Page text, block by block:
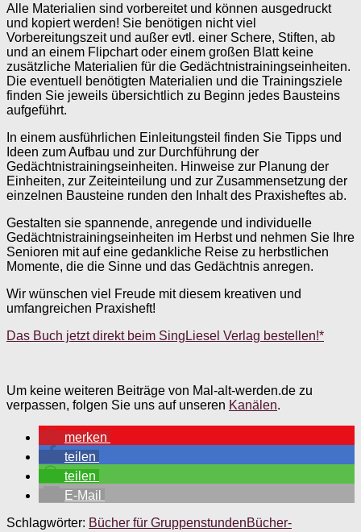
Alle Materialien sind vorbereitet und können ausgedruckt
und kopiert werden! Sie benötigen nicht viel
Vorbereitungszeit und außer evtl. einer Schere, Stiften, ab
und an einem Flipchart oder einem großen Blatt keine
zusätzliche Materialien für die Gedächtnistrainingseinheiten.
Die eventuell benötigten Materialien und die Trainingsziele
finden Sie jeweils übersichtlich zu Beginn jedes Bausteins
aufgeführt.
In einem ausführlichen Einleitungsteil finden Sie Tipps und
Ideen zum Aufbau und zur Durchführung der
Gedächtnistrainingseinheiten. Hinweise zur Planung der
Einheiten, zur Zeiteinteilung und zur Zusammensetzung der
einzelnen Bausteine runden den Inhalt des Praxisheftes ab.
Gestalten sie spannende, anregende und individuelle
Gedächtnistrainingseinheiten im Herbst und nehmen Sie Ihre
Senioren mit auf eine gedankliche Reise zu herbstlichen
Momente, die die Sinne und das Gedächtnis anregen.
Wir wünschen viel Freude mit diesem kreativen und
umfangreichen Praxisheft!
Das Buch jetzt direkt beim SingLiesel Verlag bestellen!*
Um keine weiteren Beiträge von Mal-alt-werden.de zu
verpassen, folgen Sie uns auf unseren Kanälen.
merken
teilen
teilen
E-Mail
Schlagwörter: Bücher für GruppenstundenBücher-